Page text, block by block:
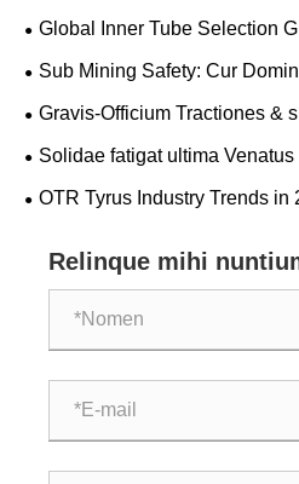
Workflows?
Global Inner Tube Selection
Scenario-Based Applications
Sub Mining Safety: Cur
crucial ad Circumscriptis
Gravis-Officium Tractiones &
pervenire CARRUS
Solidae fatigat ultima Venatus
Operations?
OTR Tyrus Industry Trends in
Relinque mihi